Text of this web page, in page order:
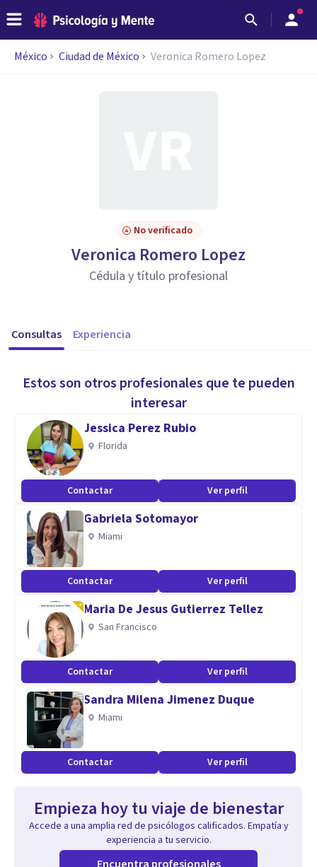
México Ciudad de México Veronica Romero Lopez
No verificado
Veronica Romero Lopez
Cédula y título profesional
Consultas Experiencia
Estos son otros profesionales que te pueden
interesar
Jessica Perez Rubio
Florida
Contactar Ver perfil
Gabriela Sotomayor
Miami
Contactar Ver perfil
Maria De Jesus Gutierrez Tellez
San Francisco
Contactar Ver perfil
Sandra Milena Jimenez Duque
Miami
Contactar Ver perfil
Empieza hoy tu viaje de bienestar
Accede a una amplia red de psicólogos calificados. Empatía y
experiencia a tu servicio.